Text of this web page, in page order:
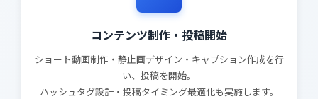
コンテンツ制作・投稿開始
ショート動画制作・静止画デザイン・キャプション作成を行
い、投稿を開始。
ハッシュタグ設計・投稿タイミング最適化も実施します。